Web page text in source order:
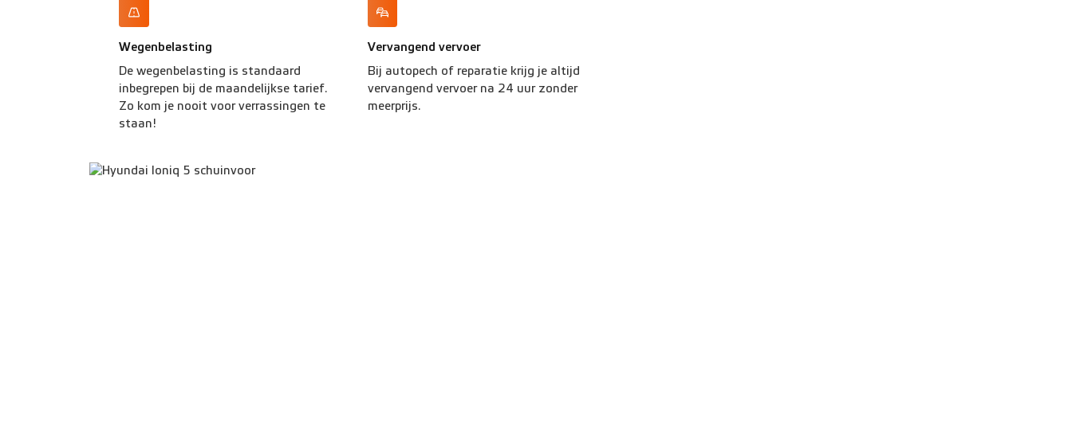
Wegenbelasting
De wegenbelasting is standaard
inbegrepen bij de maandelijkse tarief.
Zo kom je nooit voor verrassingen te
staan!
Vervangend vervoer
Bij autopech of reparatie krijg je altijd
vervangend vervoer na 24 uur zonder
meerprijs.